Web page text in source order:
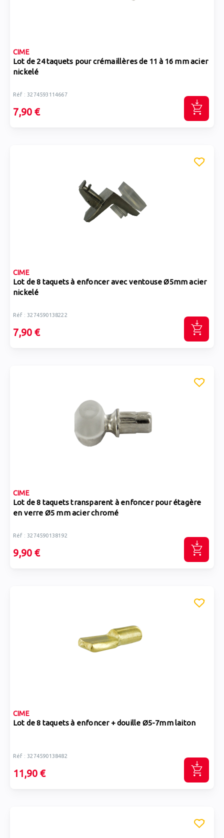
CIME
Lot de 24 taquets pour crémaillères de 11 à 16 mm acier
nickelé
Réf : 3274593114667
7,90 €
CIME
Lot de 8 taquets à enfoncer avec ventouse Ø5mm acier
nickelé
Réf : 3274590138222
7,90 €
CIME
Lot de 8 taquets transparent à enfoncer pour étagère
en verre Ø5 mm acier chromé
Réf : 3274590138192
9,90 €
CIME
Lot de 8 taquets à enfoncer + douille Ø5-7mm laiton
Réf : 3274590138482
11,90 €